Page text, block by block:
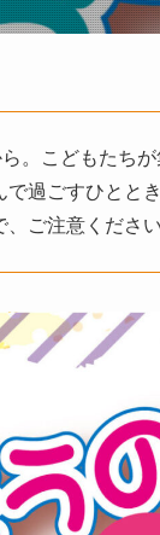
。こどもたち
で過ごすひとと
ご注意ください